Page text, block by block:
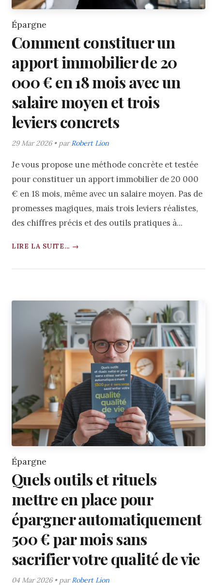
Épargne
Comment constituer un
apport immobilier de 20
000 € en 18 mois avec un
salaire moyen et trois
leviers concrets
29 Mar 2026 • parRobert Lion
Je vous propose une méthode concrète et testée
pour constituer un apport immobilier de 20 000
€ en 18 mois, même avec un salaire moyen. Pas de
promesses magiques, mais trois leviers réalistes,
des chiffres précis et des outils pratiques à...
LIRE LA SUITE... →
Épargne
Quels outils et rituels
mettre en place pour
épargner automatiquement
500 € par mois sans
sacrifier votre qualité de vie
04 Mar 2026 • parRobert Lion